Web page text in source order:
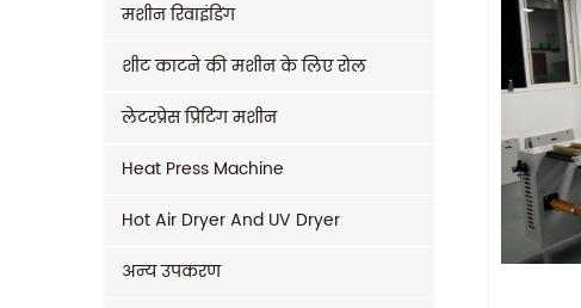
मशीन रिवाइंडिंग
शीट काटने की मशीन के लिए रोल
लेटरप्रेस प्रिंटिंग मशीन
Heat Press Machine
Hot Air Dryer And UV Dryer
अन्य उपकरण